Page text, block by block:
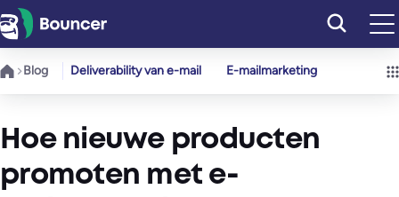
Ga
naar
de
Blog Deliverability van e-mail E-mailmarketing
Hoe nieuwe producten
promoten met e-